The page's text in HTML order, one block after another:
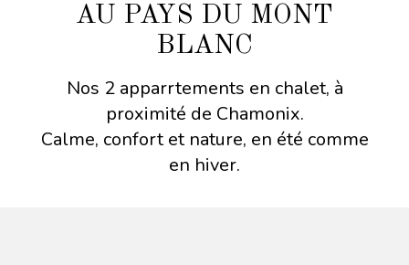
AU PAYS DU MONT
BLANC
Nos 2 apparrtements en chalet, à
proximité de Chamonix.
Calme, confort et nature, en été comme
en hiver.